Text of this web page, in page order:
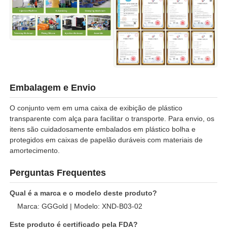
Embalagem e Envio
O conjunto vem em uma caixa de exibição de plástico
transparente com alça para facilitar o transporte. Para envio, os
itens são cuidadosamente embalados em plástico bolha e
protegidos em caixas de papelão duráveis com materiais de
amortecimento.
Perguntas Frequentes
Qual é a marca e o modelo deste produto?
Marca: GGGold | Modelo: XND-B03-02
Este produto é certificado pela FDA?